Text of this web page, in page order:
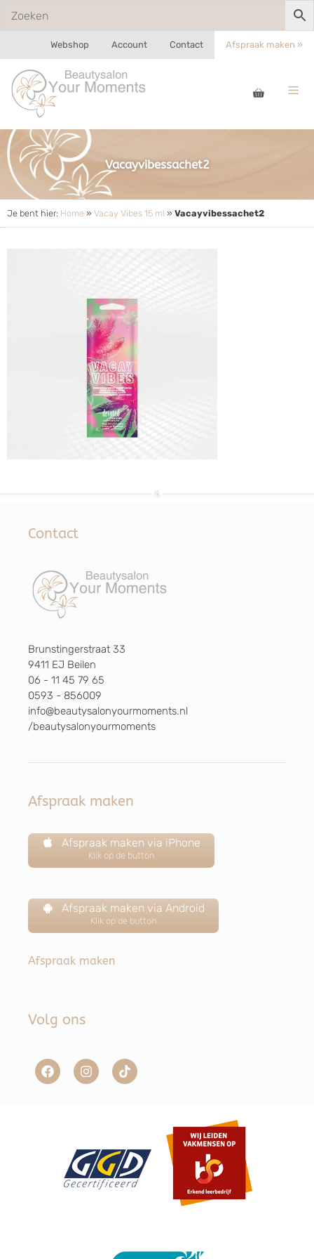
Webshop Account Contact Afspraak maken »
Vacayvibessachet2
Je bent hier: Home » Vacay Vibes 15 ml » Vacayvibessachet2
Contact
Brunstingerstraat 33
9411 EJ Beilen
06 - 11 45 79 65
0593 - 856009
info@beautysalonyourmoments.nl
/beautysalonyourmoments
Afspraak maken
Afspraak maken via iPhone
Klik op de button
Afspraak maken via Android
Klik op de button
Afspraak maken
Volg ons